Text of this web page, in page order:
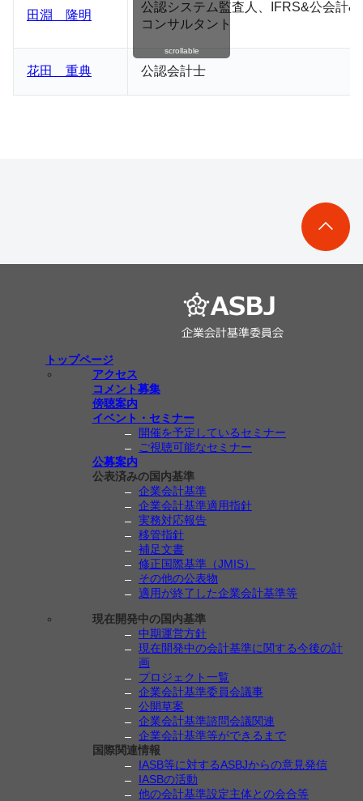
田淵 隆明
公認システム監査人、 IFRS&公会計&
コンサルタント
花田 重典 公認会計士
scrollable
トップページ
アクセス
コメント募集
傍聴案内
イベント・セミナー
開催を予定しているセミナー
ご視聴可能なセミナー
公募案内
公表済みの国内基準
企業会計基準
企業会計基準適用指針
実務対応報告
移管指針
補足文書
修正国際基準（JMIS）
その他の公表物
適用が終了した企業会計基準等
現在開発中の国内基準
中期運営方針
現在開発中の会計基準に関する今後の計
画
プロジェクト一覧
企業会計基準委員会議事
公開草案
企業会計基準諮問会議関連
企業会計基準等ができるまで
国際関連情報
IASB等に対するASBJからの意見発信
IASBの活動
他の会計基準設定主体との会合等